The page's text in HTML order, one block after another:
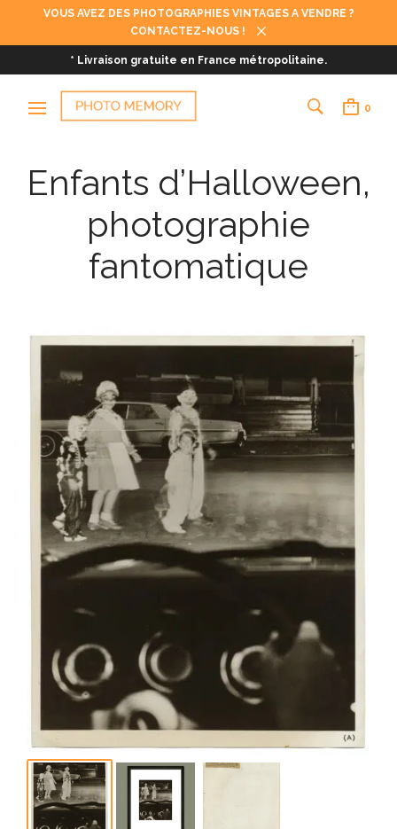
VOUS AVEZ DES PHOTOGRAPHIES VINTAGES A VENDRE ?
CONTACTEZ-NOUS !
* Livraison gratuite en France métropolitaine.
0
Enfants d’Halloween,
photographie
fantomatique